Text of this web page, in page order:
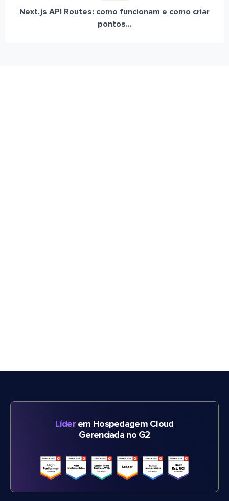
Next.js API Routes: como funcionam e como criar
pontos...
Líderem Hospedagem Cloud
Gerenciada no G2